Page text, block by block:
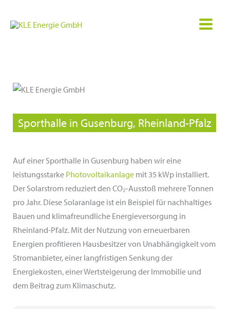
Inhalt
Sporthalle in Gusenburg, Rheinland-Pfalz
Auf einer Sporthalle in Gusenburg haben wir eine
leistungsstarke Photovoltaikanlage mit 35 kWp installiert.
Der Solarstrom reduziert den CO₂-Ausstoß mehrere Tonnen
pro Jahr. Diese Solaranlage ist ein Beispiel für nachhaltiges
Bauen und klimafreundliche Energieversorgung in
Rheinland-Pfalz. Mit der Nutzung von erneuerbaren
Energien profitieren Hausbesitzer von Unabhängigkeit vom
Stromanbieter, einer langfristigen Senkung der
Energiekosten, einer Wertsteigerung der Immobilie und
dem Beitrag zum Klimaschutz.